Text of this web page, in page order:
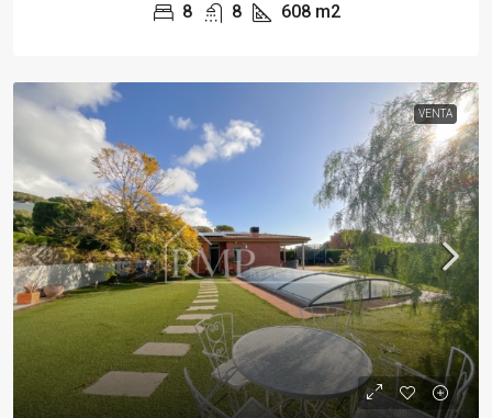
8 8 608 m2
VENTA